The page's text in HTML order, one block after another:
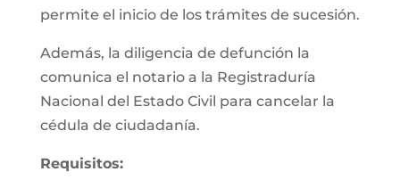
permite el inicio de los trámites de sucesión.
Además, la diligencia de defunción la
comunica el notario a la Registraduría
Nacional del Estado Civil para cancelar la
cédula de ciudadanía.
Requisitos: